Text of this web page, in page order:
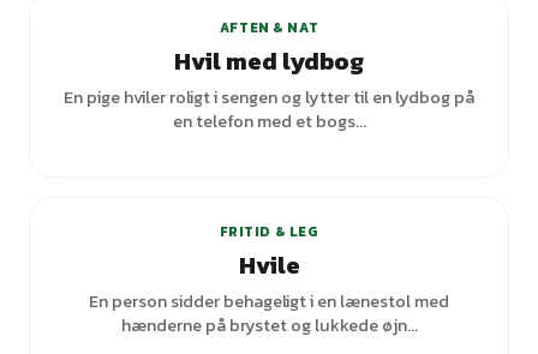
AFTEN & NAT
Hvil med lydbog
En pige hviler roligt i sengen og lytter til en lydbog på
en telefon med et bogs...
FRITID & LEG
Hvile
En person sidder behageligt i en lænestol med
hænderne på brystet og lukkede øjn...